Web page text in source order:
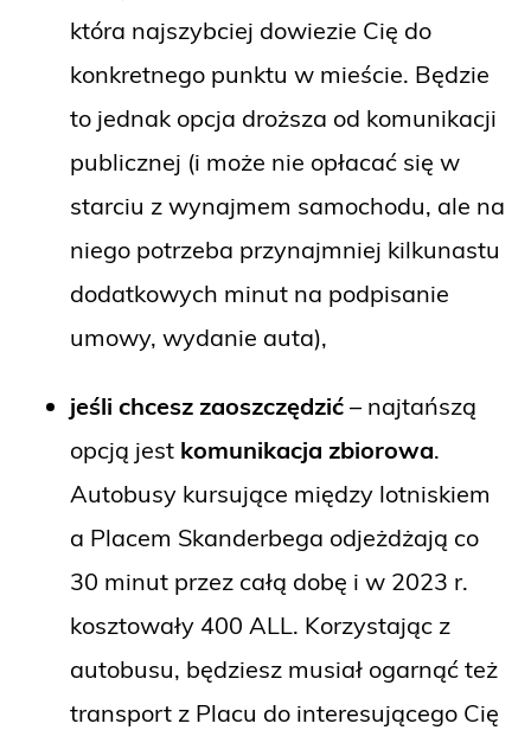
która najszybciej dowiezie Cię do
konkretnego punktu w mieście. Będzie
to jednak opcja droższa od komunikacji
publicznej (i może nie opłacać się w
starciu z wynajmem samochodu, ale na
niego potrzeba przynajmniej kilkunastu
dodatkowych minut na podpisanie
umowy, wydanie auta),
jeśli chcesz zaoszczędzić – najtańszą
opcją jest komunikacja zbiorowa.
Autobusy kursujące między lotniskiem
a Placem Skanderbega odjeżdżają co
30 minut przez całą dobę i w 2023 r.
kosztowały 400 ALL. Korzystając z
autobusu, będziesz musiał ogarnąć też
transport z Placu do interesującego Cię